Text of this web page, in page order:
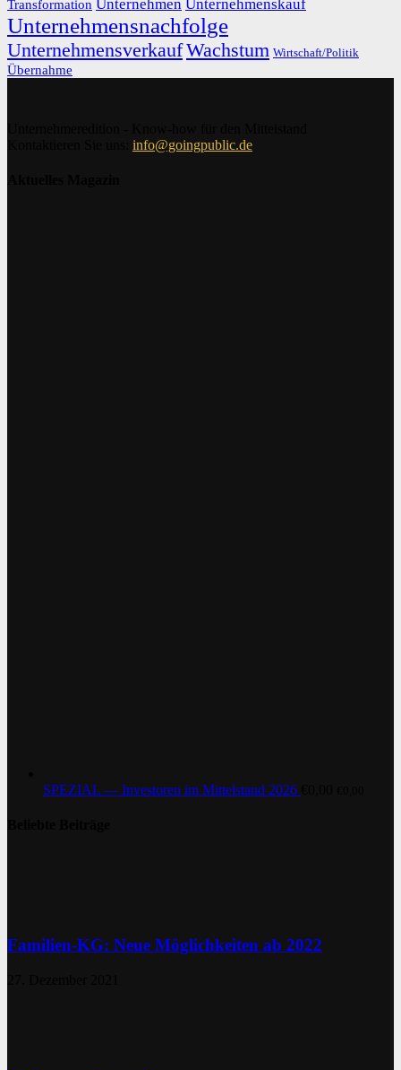
Transformation Unternehmen Unternehmenskauf
Unternehmensnachfolge
UnternehmensverkaufWachstum Wirtschaft/Politik
Übernahme
info@goingpublic.de
SPEZIAL — Investoren im Mittelstand 2026
Familien-KG: Neue Möglichkeiten ab 2022